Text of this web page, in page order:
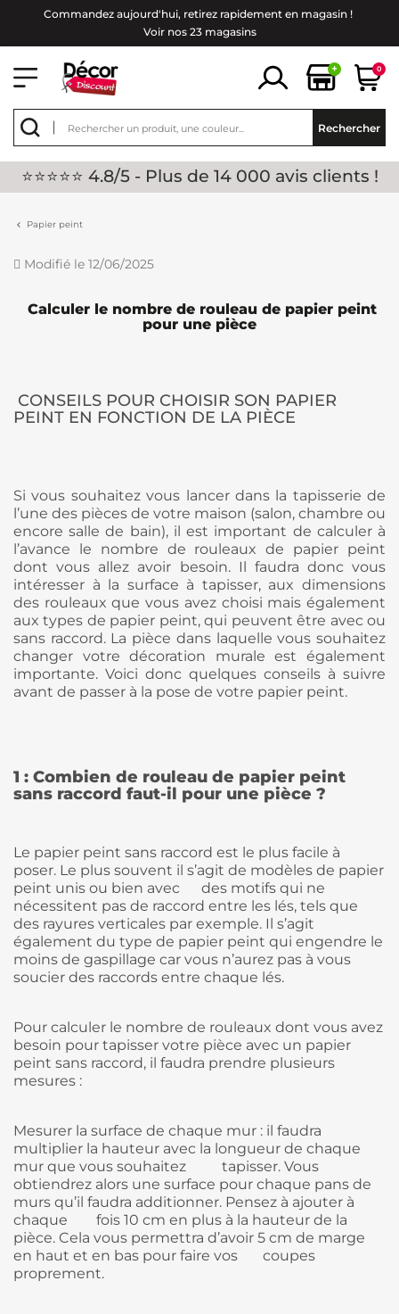
Commandez aujourd'hui, retirez rapidement en magasin !
Voir nos 23 magasins
+ 0
Rechercher
⭐⭐⭐⭐⭐ 4.8/5 - Plus de 14 000 avis clients !
Papier peint
Modifié le 12/06/2025
Calculer le nombre de rouleau de papier peint
pour une pièce
CONSEILS POUR CHOISIR SON PAPIER
PEINT EN FONCTION DE LA PIÈCE
Si vous souhaitez vous lancer dans la tapisserie de
l’une des pièces de votre maison (salon, chambre ou
encore salle de bain), il est important de calculer à
l’avance le nombre de rouleaux de papier peint
dont vous allez avoir besoin. Il faudra donc vous
intéresser à la surface à tapisser, aux dimensions
des rouleaux que vous avez choisi mais également
aux types de papier peint, qui peuvent être avec ou
sans raccord. La pièce dans laquelle vous souhaitez
changer votre décoration murale est également
importante. Voici donc quelques conseils à suivre
avant de passer à la pose de votre papier peint.
1 : Combien de rouleau de papier peint
sans raccord faut-il pour une pièce ?
Le papier peint sans raccord est le plus facile à
poser. Le plus souvent il s’agit de modèles de papier
peint unis ou bien avec des motifs qui ne
nécessitent pas de raccord entre les lés, tels que
des rayures verticales par exemple. Il s’agit
également du type de papier peint qui engendre le
moins de gaspillage car vous n’aurez pas à vous
soucier des raccords entre chaque lés.
Pour calculer le nombre de rouleaux dont vous avez
besoin pour tapisser votre pièce avec un papier
peint sans raccord, il faudra prendre plusieurs
mesures :
Mesurer la surface de chaque mur : il faudra
multiplier la hauteur avec la longueur de chaque
mur que vous souhaitez tapisser. Vous
obtiendrez alors une surface pour chaque pans de
murs qu’il faudra additionner. Pensez à ajouter à
chaque fois 10 cm en plus à la hauteur de la
pièce. Cela vous permettra d’avoir 5 cm de marge
en haut et en bas pour faire vos coupes
proprement.